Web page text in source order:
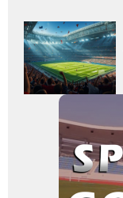
Adaugă
aici textul
pentru
subtitlu